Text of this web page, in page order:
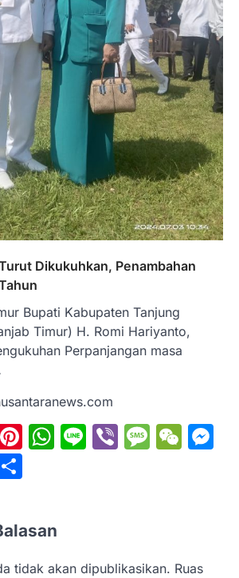
Dikukuhkan, Penambahan
Bupati Kabupaten Tanjung
Timur) H. Romi Hariyanto,
Perpanjangan masa
Pinterest
WhatsApp
LineViber
tidak akan dipublikasikan. Ruas